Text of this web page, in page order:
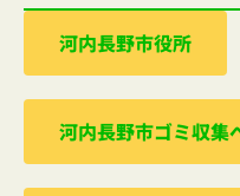
河内⻑野市役所
河内⻑野市ゴミ収集